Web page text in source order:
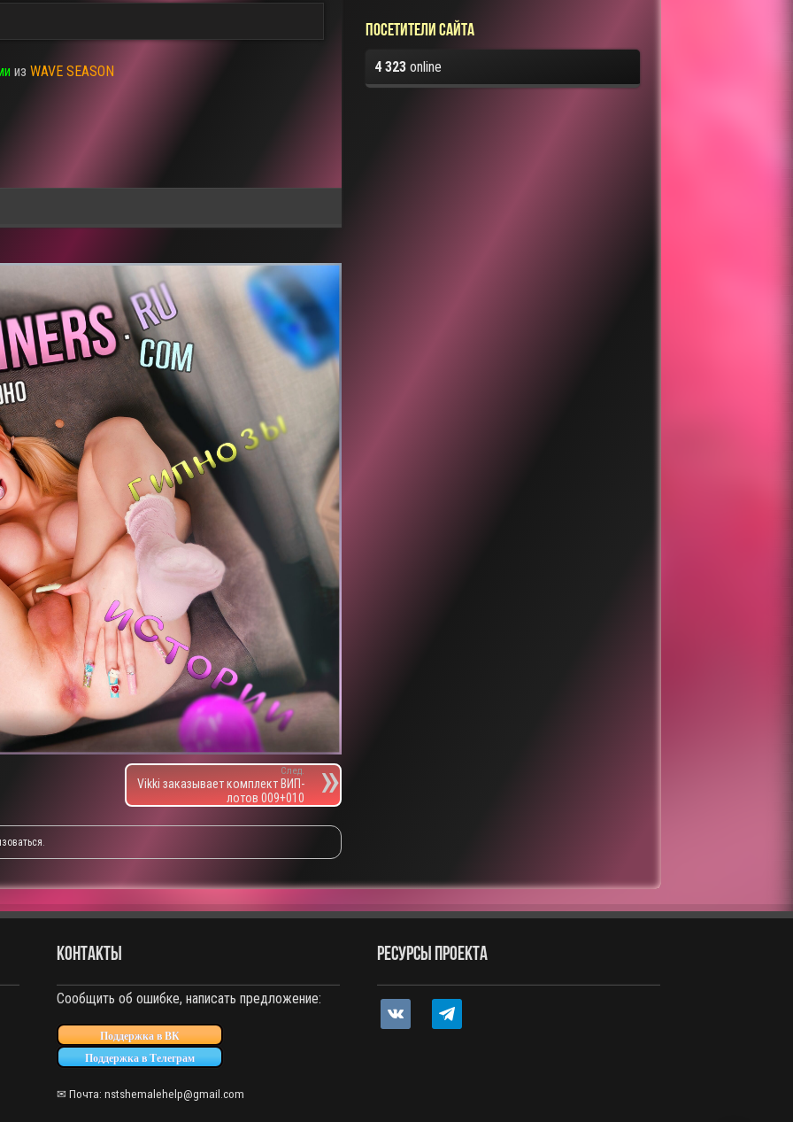
из WAVE SEASON
След.
Vikki заказывает комплект ВИП-
лотов 009+010
.
Посетители сайта
4 323online
КОНТАКТЫ
Сообщить об ошибке, написать предложение:
Поддержка в ВК
Поддержка в Телеграм
✉ Почта: nstshemalehelp@gmail.com
РЕСУРСЫ ПРОЕКТА
vkontakte telegram